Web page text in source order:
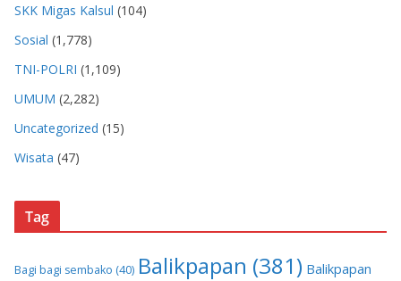
SKK Migas Kalsul (104)
Sosial (1,778)
TNI-POLRI (1,109)
UMUM (2,282)
Uncategorized (15)
Wisata (47)
Tag
Bagi bagi sembako (40) Balikpapan (381) Balikpapan